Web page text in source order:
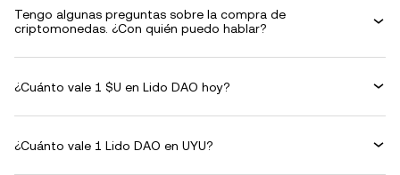
Tengo algunas preguntas sobre la compra de
criptomonedas. ¿Con quién puedo hablar?
¿Cuánto vale 1 $U en Lido DAO hoy?
¿Cuánto vale 1 Lido DAO en UYU?